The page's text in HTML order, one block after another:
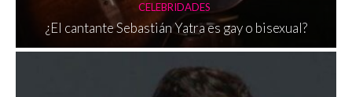
CELEBRIDADES
¿El cantante Sebastián Yatra es gay o bisexual?